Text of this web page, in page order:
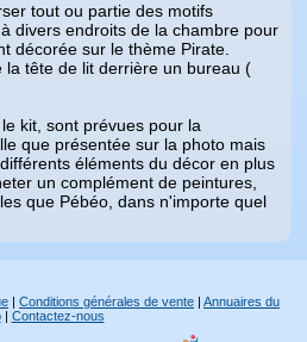
tout ou partie des motifs
divers endroits de la chambre pour
décorée sur le thème Pirate.
la tête de lit derrière un bureau (
kit, sont prévues pour la
que présentée sur la photo mais
éléments du décor en plus
un complément de peintures,
que Pébéo, dans n'importe quel
| Conditions générales de vente | Annuaires du
| Contactez-nous